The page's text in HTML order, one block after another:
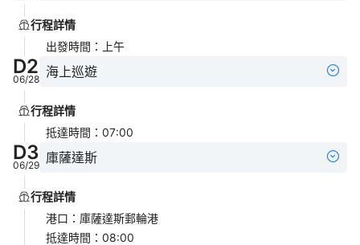
行程詳情
出發時間 ： 上午
D2
06/28 海上巡遊
行程詳情
抵達時間 ： 07:00
D3
06/29 庫薩達斯
行程詳情
港口 ： 庫薩達斯郵輪港
抵達時間 ： 08:00